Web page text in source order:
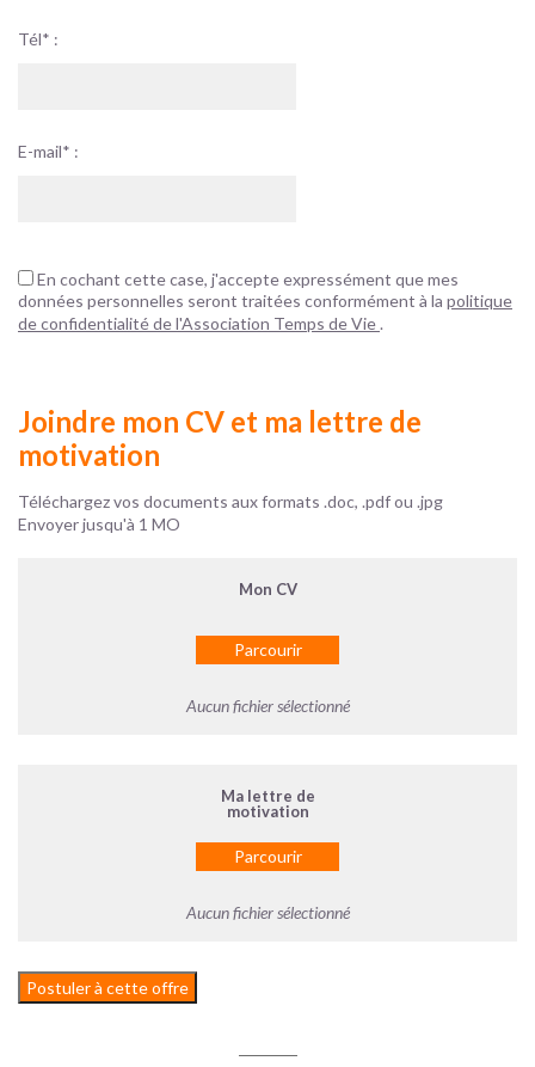
Tél* :
E-mail* :
En cochant cette case, j'accepte expressément que mes
données personnelles seront traitées conformément à la politique
de confidentialité de l'Association Temps de Vie.
Joindre mon CV et ma lettre de
motivation
Téléchargez vos documents aux formats .doc, .pdf ou .jpg
Envoyer jusqu'à 1 MO
Parcourir
Aucun fichier sélectionné
Parcourir
Aucun fichier sélectionné
Postuler à cette offre